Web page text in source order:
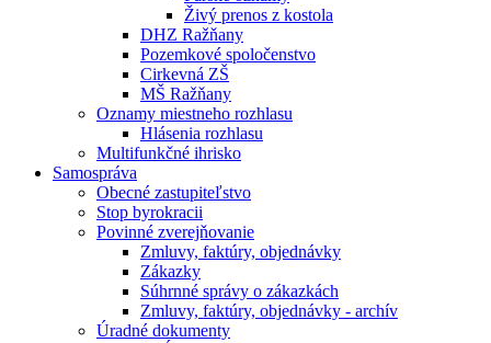
Živý prenos z kostola
DHZ Ražňany
Pozemkové spoločenstvo
Cirkevná ZŠ
MŠ Ražňany
Oznamy miestneho rozhlasu
Hlásenia rozhlasu
Multifunkčné ihrisko
Samospráva
Obecné zastupiteľstvo
Stop byrokracii
Povinné zverejňovanie
Zmluvy, faktúry, objednávky
Zákazky
Súhrnné správy o zákazkách
Zmluvy, faktúry, objednávky - archív
Úradné dokumenty